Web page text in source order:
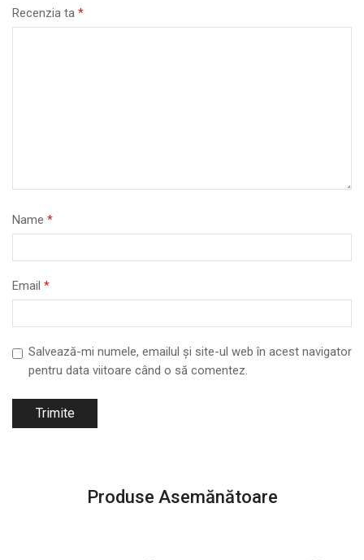
Recenzia ta *
Name *
Email *
Salvează-mi numele, emailul și site-ul web în acest navigator
pentru data viitoare când o să comentez.
Produse Asemănătoare